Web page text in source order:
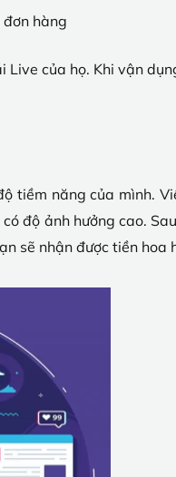
hàng
của họ. Khi vận
tiềm năng của mình.
độ ảnh hưởng cao.
sẽ nhận được tiền hoa